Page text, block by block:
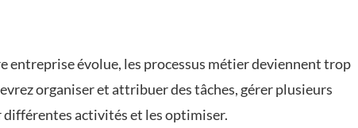
entreprise évolue, les processus métier deviennent trop
organiser et attribuer des tâches, gérer plusieurs
activités et les optimiser.